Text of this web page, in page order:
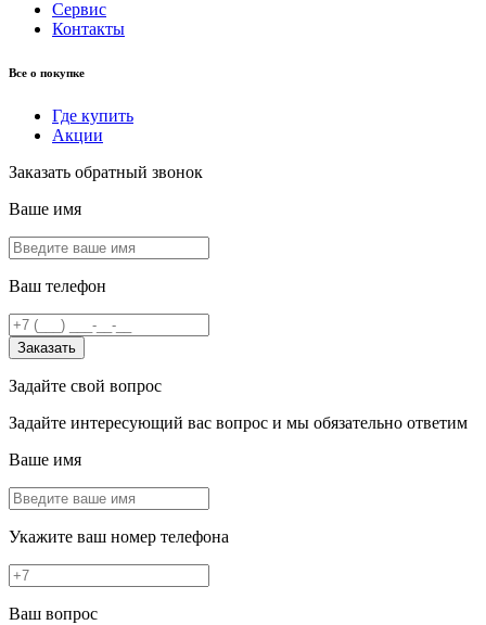
Сервис
Контакты
Все о покупке
Где купить
Акции
Заказать обратный звонок
Ваше имя
Ваш телефон
Заказать
Задайте свой вопрос
Задайте интересующий вас вопрос и мы обязательно ответим
Ваше имя
Укажите ваш номер телефона
Ваш вопрос